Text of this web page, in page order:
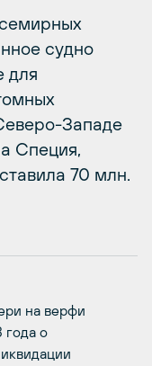
судно
для
Западе
Специя,
70 млн.
на верфи
года о